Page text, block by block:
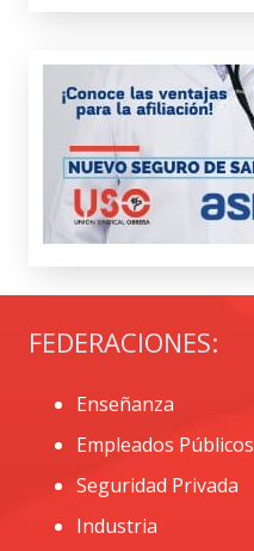
FEDERACIONES:
Enseñanza
Empleados Públicos
Seguridad Privada
Industria